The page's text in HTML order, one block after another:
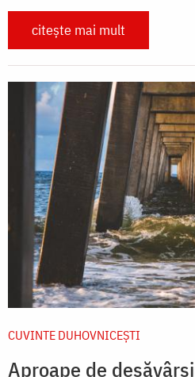
citește mai mult
CUVINTE DUHOVNICEȘTI
Aproape de